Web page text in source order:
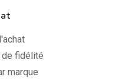
de fidélité
marque